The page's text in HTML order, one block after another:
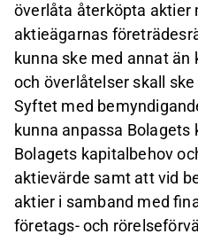
överlåta återköpta aktier
aktieägarnas
kunna ske med annat
och överlåtelser skall
Syftet med
kunna anpassa Bolagets
Bolagets kapitalbehov
aktievärde samt att vid
aktier i samband med
företags- och